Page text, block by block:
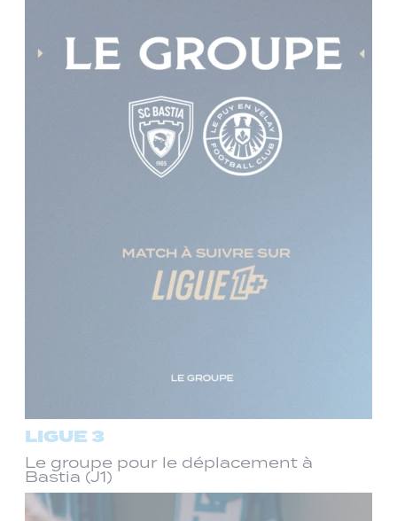
LIGUE 3
Le groupe pour le déplacement à
Bastia (J1)